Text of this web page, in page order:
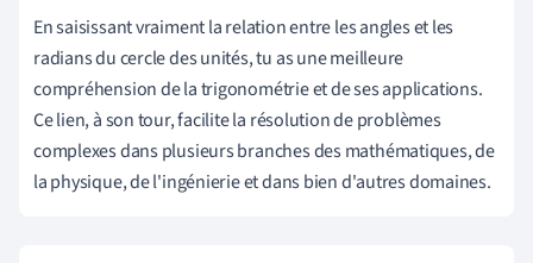
En saisissant vraiment la relation entre les angles et les
radians du cercle des unités, tu as une meilleure
compréhension de la trigonométrie et de ses applications.
Ce lien, à son tour, facilite la résolution de problèmes
complexes dans plusieurs branches des mathématiques, de
la physique, de l'ingénierie et dans bien d'autres domaines.